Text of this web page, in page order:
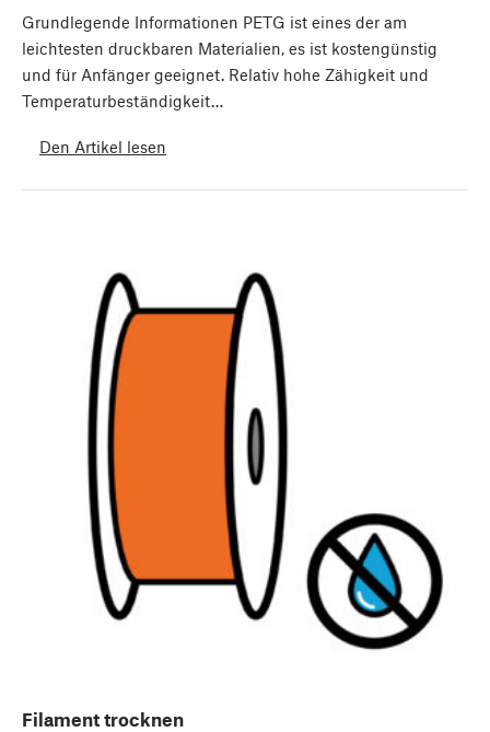
Grundlegende Informationen PETG ist eines der am
leichtesten druckbaren Materialien, es ist kostengünstig
und für Anfänger geeignet. Relativ hohe Zähigkeit und
Temperaturbeständigkeit…
Den Artikel lesen
Filament trocknen